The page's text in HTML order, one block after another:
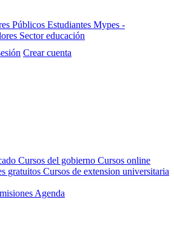
Públicos Estudiantes Mypes -
Sector educación
Crear cuenta
Cursos del gobierno Cursos online
gratuitos Cursos de extension universitaria
Agenda